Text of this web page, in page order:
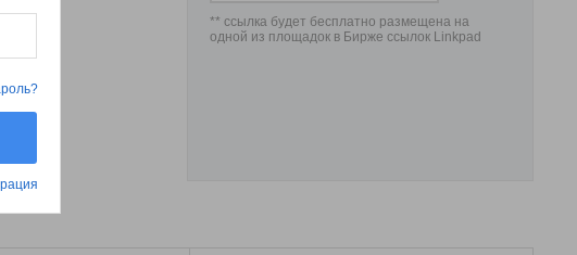
** ссылка будет бесплатно размещена на
одной из площадок в Бирже ссылок Linkpad